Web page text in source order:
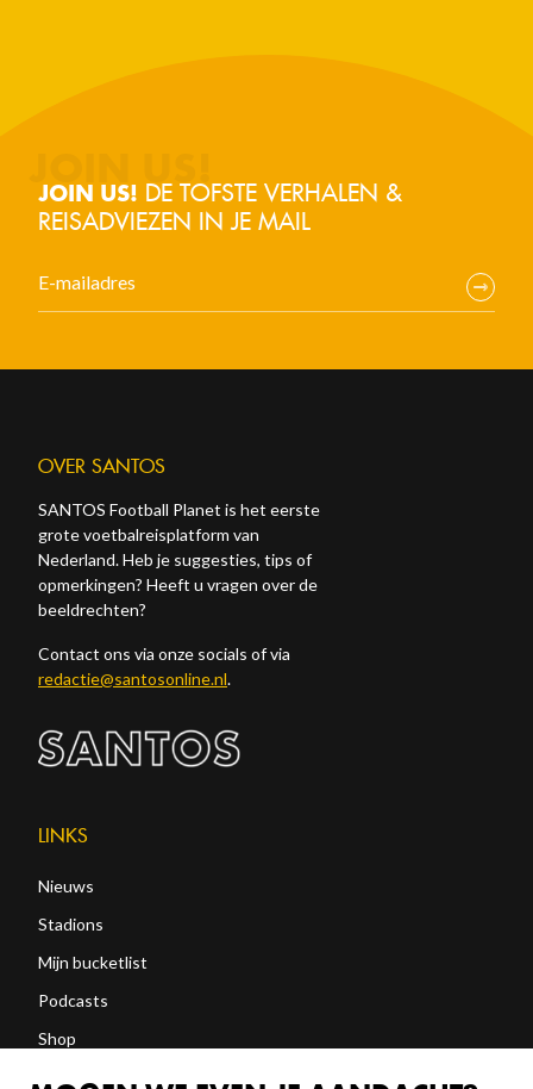
JOIN US! DE TOFSTE VERHALEN &
REISADVIEZEN IN JE MAIL
OVER SANTOS
SANTOS Football Planet is het eerste
grote voetbalreisplatform van
Nederland. Heb je suggesties, tips of
opmerkingen? Heeft u vragen over de
beeldrechten?
Contact ons via onze socials of via
redactie@santosonline.nl.
LINKS
Nieuws
Stadions
Mijn bucketlist
Podcasts
Shop